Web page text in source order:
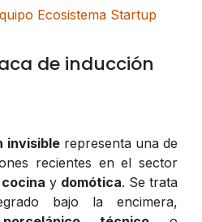
Ecosistema Startup
de inducción
invisiblerepresenta una de
recientes en el sector
y domótica. Se trata
bajo la encimera,